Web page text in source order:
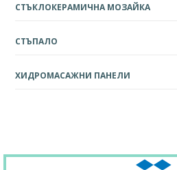
СТЪКЛОКЕРАМИЧНА МОЗАЙКА
СТЪПАЛО
ХИДРОМАСАЖНИ ПАНЕЛИ